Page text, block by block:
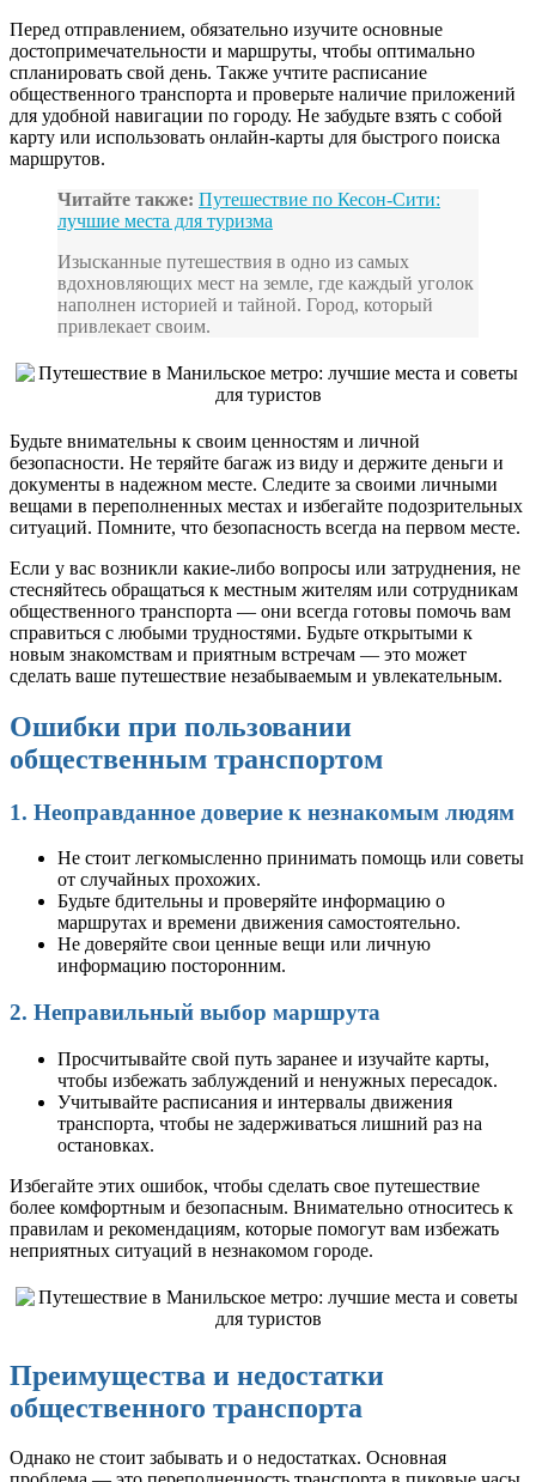
Перед отправлением, обязательно изучите основные
достопримечательности и маршруты, чтобы оптимально
спланировать свой день. Также учтите расписание
общественного транспорта и проверьте наличие приложений
для удобной навигации по городу. Не забудьте взять с собой
карту или использовать онлайн-карты для быстрого поиска
маршрутов.
Читайте также: Путешествие по Кесон-Сити:
лучшие места для туризма
Изысканные путешествия в одно из самых
вдохновляющих мест на земле, где каждый уголок
наполнен историей и тайной. Город, который
привлекает своим.
Будьте внимательны к своим ценностям и личной
безопасности. Не теряйте багаж из виду и держите деньги и
документы в надежном месте. Следите за своими личными
вещами в переполненных местах и избегайте подозрительных
ситуаций. Помните, что безопасность всегда на первом месте.
Если у вас возникли какие-либо вопросы или затруднения, не
стесняйтесь обращаться к местным жителям или сотрудникам
общественного транспорта — они всегда готовы помочь вам
справиться с любыми трудностями. Будьте открытыми к
новым знакомствам и приятным встречам — это может
сделать ваше путешествие незабываемым и увлекательным.
Ошибки при пользовании
общественным транспортом
1. Неоправданное доверие к незнакомым людям
Не стоит легкомысленно принимать помощь или советы
от случайных прохожих.
Будьте бдительны и проверяйте информацию о
маршрутах и времени движения самостоятельно.
Не доверяйте свои ценные вещи или личную
информацию посторонним.
2. Неправильный выбор маршрута
Просчитывайте свой путь заранее и изучайте карты,
чтобы избежать заблуждений и ненужных пересадок.
Учитывайте расписания и интервалы движения
транспорта, чтобы не задерживаться лишний раз на
остановках.
Избегайте этих ошибок, чтобы сделать свое путешествие
более комфортным и безопасным. Внимательно относитесь к
правилам и рекомендациям, которые помогут вам избежать
неприятных ситуаций в незнакомом городе.
Преимущества и недостатки
общественного транспорта
Однако не стоит забывать и о недостатках. Основная